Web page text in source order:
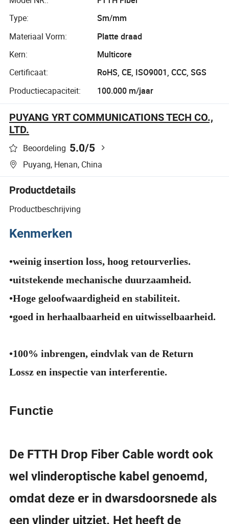
Pigtail Jumper
Type:
Sm/mm
Materiaal Vorm:
Platte draad
Kern:
Multicore
Certificaat:
RoHS, CE, ISO9001, CCC, SGS
Productiecapaciteit:
100.000 m/jaar
PUYANG YRT COMMUNICATIONS TECH CO.,
LTD.
Beoordeling 5.0/5
Puyang, Henan, China
Productdetails
Productbeschrijving
Kenmerken
•weinig insertion loss, hoog retourverlies.
•uitstekende mechanische duurzaamheid.
•Hoge geloofwaardigheid en stabiliteit.
•goed in herhaalbaarheid en uitwisselbaarheid.
•100% inbrengen, eindvlak van de Return
Lossz en inspectie van interferentie.
Functie
De FTTH Drop Fiber Cable wordt ook
wel vlinderoptische kabel genoemd,
omdat deze er in dwarsdoorsnede als
een vlinder uitziet. Het heeft de